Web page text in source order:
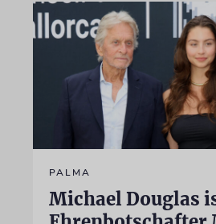
PALMA
Michael Douglas